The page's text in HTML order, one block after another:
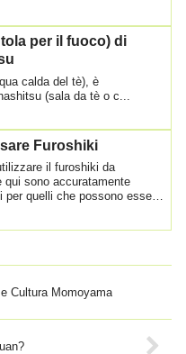
per il fuoco) di
calda del tè), è
(sala da tè o c...
Furoshiki
il furoshiki da
qui sono accuratamente
per quelli che possono essere
Cultura Momoyama